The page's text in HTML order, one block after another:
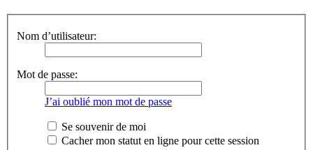
Nom d’utilisateur:
Mot de passe:
J’ai oublié mon mot de passe
Se souvenir de moi
Cacher mon statut en ligne pour cette session